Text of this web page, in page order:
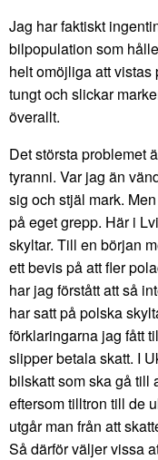
Jag har faktiskt
bilpopulation som
helt omöjliga att
tungt och slickar
överallt.
Det största problemet
tyranni. Var jag än
sig och stjäl mark.
på eget grepp. Här i
skyltar. Till en början
ett bevis på att fler
har jag förstått att så
har satt på polska
förklaringarna jag fått
slipper betala skatt. I
bilskatt som ska gå till
eftersom tilltron till de
utgår man från att
Så därför väljer vissa